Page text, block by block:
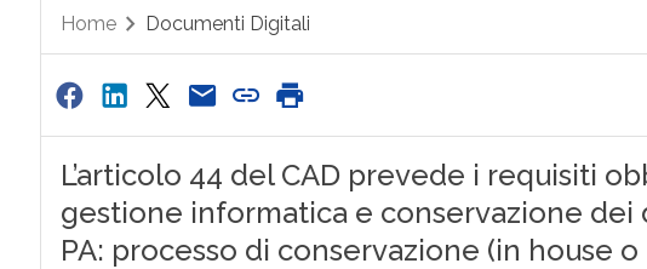
Home Documenti Digitali
L’articolo 44 del CAD prevede i requisiti
gestione informatica e conservazione
PA: processo di conservazione (in house